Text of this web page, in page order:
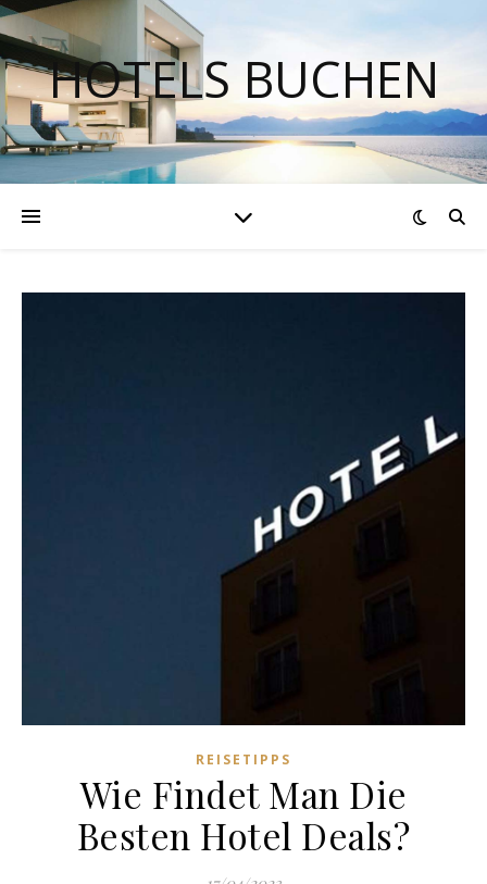
HOTELS BUCHEN
REISETIPPS
Wie Findet Man Die
Besten Hotel Deals?